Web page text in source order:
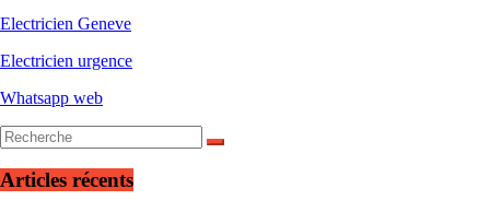
Electricien Geneve
Electricien urgence
Whatsapp web
Articles récents